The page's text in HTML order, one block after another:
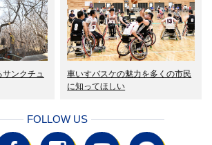
ンクチュ
車いすバスケの魅力を多くの市民
に知ってほしい
FOLLOW US